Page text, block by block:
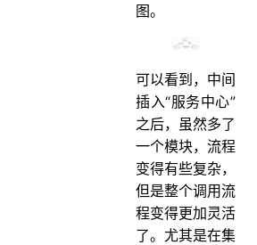
图。
可以看到，中间
插入“服务中心”
之后，虽然多了
一个模块，流程
变得有些复杂，
但是整个调用流
程变得更加灵活
了。尤其是在集